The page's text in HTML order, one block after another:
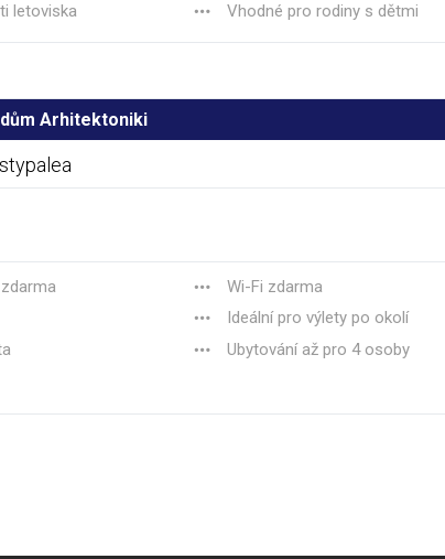
letoviska
Vhodné pro rodiny s dětmi
Arhitektoniki
Wi-Fi zdarma
Ideální pro výlety po okolí
Ubytování až pro 4 osoby